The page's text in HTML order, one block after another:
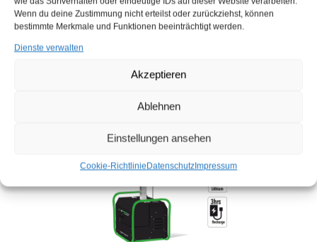
Wenn du deine Zustimmung nicht erteilst oder zurückziehst, können
bestimmte Merkmale und Funktionen beeinträchtigt werden.
Dienste verwalten
Akzeptieren
Ablehnen
Einstellungen ansehen
Cookie-RichtlinieDatenschutzImpressum
Der TRIME X-MAST Lichtmast ist in zwei Versionen erhältlich.
Die eine verfügt über vier energiesparende LED-Scheinwerfer
mit 160 Watt, die andere Variante ist mit 320 Watt ausgestattet.